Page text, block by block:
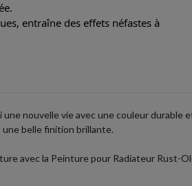
entraîne des effets néfastes à
nouvelle vie avec une couleur
belle finition brillante.
avec la Peinture pour Radiateur